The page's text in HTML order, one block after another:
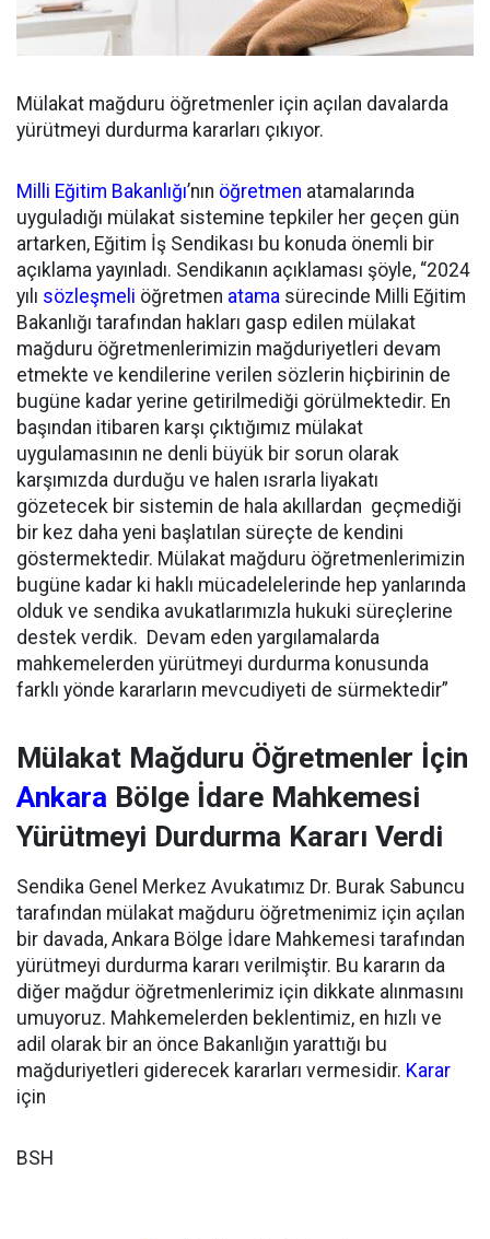
Mülakat mağduru öğretmenler için açılan davalarda
yürütmeyi durdurma kararları çıkıyor.
Milli Eğitim Bakanlığı’nın öğretmen atamalarında
uyguladığı mülakat sistemine tepkiler her geçen gün
artarken, Eğitim İş Sendikası bu konuda önemli bir
açıklama yayınladı. Sendikanın açıklaması şöyle, “2024
yılı sözleşmeli öğretmen atama sürecinde Milli Eğitim
Bakanlığı tarafından hakları gasp edilen mülakat
mağduru öğretmenlerimizin mağduriyetleri devam
etmekte ve kendilerine verilen sözlerin hiçbirinin de
bugüne kadar yerine getirilmediği görülmektedir. En
başından itibaren karşı çıktığımız mülakat
uygulamasının ne denli büyük bir sorun olarak
karşımızda durduğu ve halen ısrarla liyakatı
gözetecek bir sistemin de hala akıllardan geçmediği
bir kez daha yeni başlatılan süreçte de kendini
göstermektedir. Mülakat mağduru öğretmenlerimizin
bugüne kadar ki haklı mücadelelerinde hep yanlarında
olduk ve sendika avukatlarımızla hukuki süreçlerine
destek verdik. Devam eden yargılamalarda
mahkemelerden yürütmeyi durdurma konusunda
farklı yönde kararların mevcudiyeti de sürmektedir”
Mülakat Mağduru Öğretmenler İçin
Ankara Bölge İdare Mahkemesi
Yürütmeyi Durdurma Kararı Verdi
Sendika Genel Merkez Avukatımız Dr. Burak Sabuncu
tarafından mülakat mağduru öğretmenimiz için açılan
bir davada, Ankara Bölge İdare Mahkemesi tarafından
yürütmeyi durdurma kararı verilmiştir. Bu kararın da
diğer mağdur öğretmenlerimiz için dikkate alınmasını
umuyoruz. Mahkemelerden beklentimiz, en hızlı ve
adil olarak bir an önce Bakanlığın yarattığı bu
mağduriyetleri giderecek kararları vermesidir. Karar
için
BSH